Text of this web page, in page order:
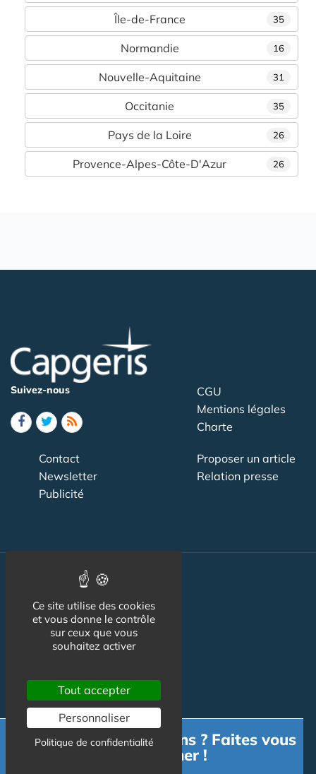
35
Île-de-France
16
Normandie
31
Nouvelle-Aquitaine
35
Occitanie
26
Pays de la Loire
26
Provence-Alpes-Côte-D'Azur
Suivez-nous
CGU
Mentions légales
Charte
Contact
Newsletter
Publicité
Proposer un article
Relation presse
Maisons de retraite
Résidences Service
Services à la personne
Logement Senior
Bien-êtreBesoin d'informations ? Faites vous
accompagner !
Ce site utilise des cookies
et vous donne le contrôle
sur ceux que vous
souhaitez activer
Tout accepter
Personnaliser
Politique de confidentialité